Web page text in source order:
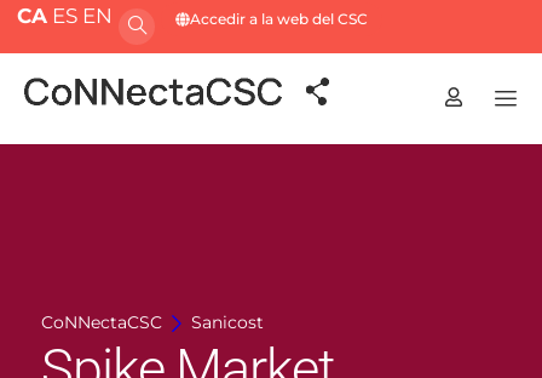
CA ES EN Accedir a la web del CSC
CoNNectaCSC Sanicost